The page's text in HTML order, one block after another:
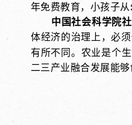
年免费教育，小孩子
中国社会科学院
体经济的治理上，必
有所不同。农业是个
二三产业融合发展能